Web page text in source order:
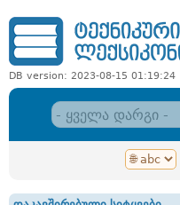
DB version: 2023-08-15 01:19:24